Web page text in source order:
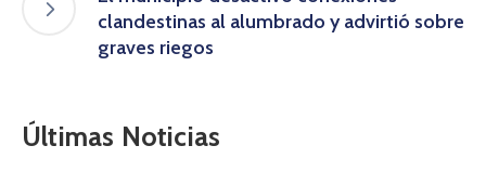
clandestinas al alumbrado y advirtió sobre
graves riegos
Últimas Noticias